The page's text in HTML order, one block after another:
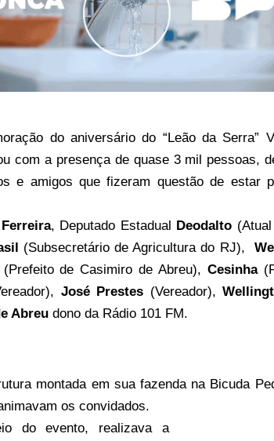
do aniversário do “Leão da Serra”
com a presença de quase 3 mil pessoas,
e amigos que fizeram questão de estar
, Deputado Estadual Deodalto
(Subsecretário de Agricultura do RJ),
de Casimiro de Abreu), Cesinha
José Prestes (Vereador),
Abreu dono da Rádio 101 FM.
montada em sua fazenda na Bicuda
os convidados.
do evento, realizava a